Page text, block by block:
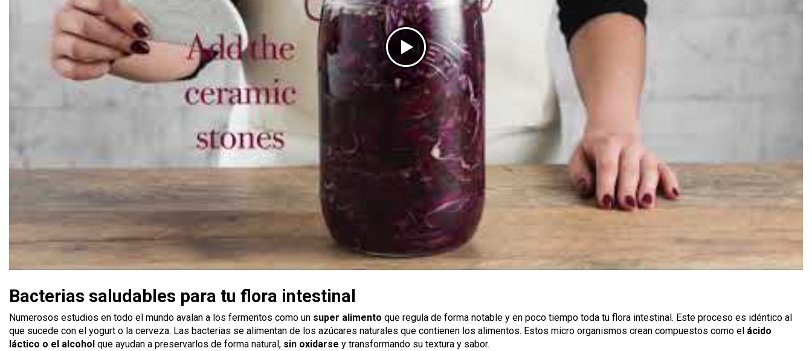
Bacterias saludables para tu flora intestinal
Numerosos estudios en todo el mundo avalan a los fermentos como un super alimento que regula de forma notable y en poco tiempo toda tu flora intestinal. Este proceso es idéntico al
que sucede con el yogurt o la cerveza. Las bacterias se alimentan de los azúcares naturales que contienen los alimentos. Estos micro organismos crean compuestos como el ácido
láctico o el alcohol que ayudan a preservarlos de forma natural, sin oxidarse y transformando su textura y sabor.